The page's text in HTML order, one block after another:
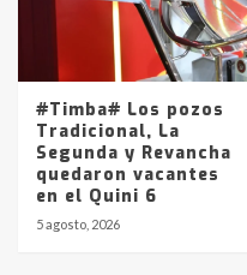
#Timba# Los pozos
Tradicional, La
Segunda y Revancha
quedaron vacantes
en el Quini 6
5 agosto, 2026